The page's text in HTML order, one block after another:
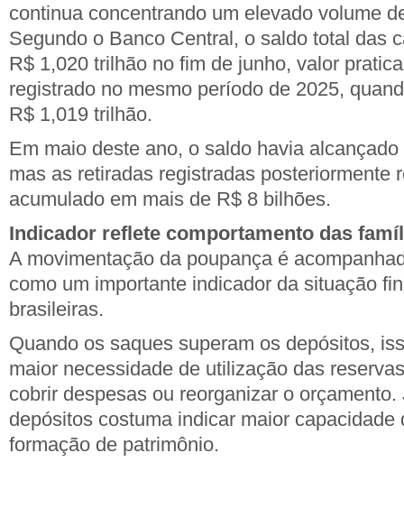
continua concentrando um elevado volume
Segundo o Banco Central, o saldo total das
R$ 1,020 trilhão no fim de junho, valor
registrado no mesmo período de 2025,
R$ 1,019 trilhão.
Em maio deste ano, o saldo havia
mas as retiradas registradas posteriormente
acumulado em mais de R$ 8 bilhões.
Indicador reflete comportamento das
A movimentação da poupança é
como um importante indicador da situação
brasileiras.
Quando os saques superam os depósitos,
maior necessidade de utilização das
cobrir despesas ou reorganizar o
depósitos costuma indicar maior capacidade
formação de patrimônio.